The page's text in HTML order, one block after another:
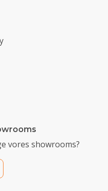
vores showrooms?